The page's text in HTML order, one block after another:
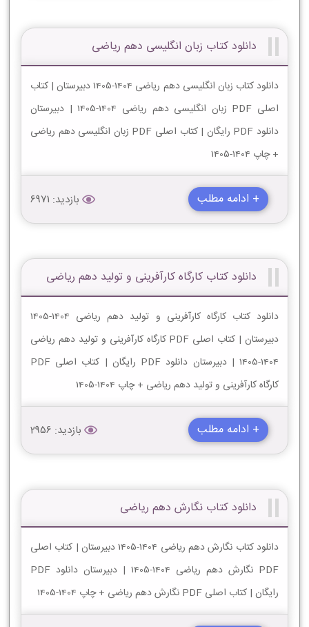
دانلود کتاب زبان انگلیسی دهم ریاضی
دانلود کتاب زبان انگلیسی دهم ریاضی 1404-1405 دبیرستان | کتاب
اصلی PDF زبان انگلیسی دهم ریاضی 1404-1405 | دبیرستان
دانلود PDF رایگان | کتاب اصلی PDF زبان انگلیسی دهم ریاضی
+ چاپ 1404-1405
+ ادامه مطلب بازدید: 6971
دانلود کتاب کارگاه کارآفرینی و تولید دهم ریاضی
دانلود کتاب کارگاه کارآفرینی و تولید دهم ریاضی 1404-1405
دبیرستان | کتاب اصلی PDF کارگاه کارآفرینی و تولید دهم ریاضی
1404-1405 | دبیرستان دانلود PDF رایگان | کتاب اصلی PDF
کارگاه کارآفرینی و تولید دهم ریاضی + چاپ 1404-1405
+ ادامه مطلب بازدید: 2956
دانلود کتاب نگارش دهم ریاضی
دانلود کتاب نگارش دهم ریاضی 1404-1405 دبیرستان | کتاب اصلی
PDF نگارش دهم ریاضی 1404-1405 | دبیرستان دانلود PDF
رایگان | کتاب اصلی PDF نگارش دهم ریاضی + چاپ 1404-1405